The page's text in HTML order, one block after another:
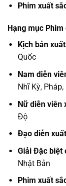
Phim xuất
Hạng mục
Kịch bản
Quốc
Nam diễn
Nhĩ Kỳ,
Nữ diễn viên
Độ
Đạo diễn
Giải Đặc biệt
Nhật Bản
Phim xuất